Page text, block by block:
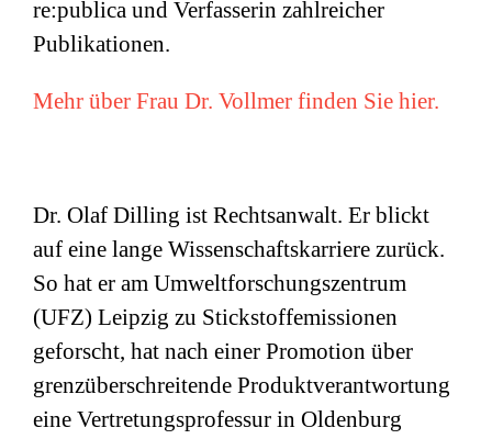
re:publica und Verfasserin zahlreicher
Publikationen.
Mehr über Frau Dr. Vollmer finden Sie hier.
Dr. Olaf Dilling ist Rechtsanwalt. Er blickt
auf eine lange Wissenschaftskarriere zurück.
So hat er am Umweltforschungszentrum
(UFZ) Leipzig zu Stickstoffemissionen
geforscht, hat nach einer Promotion über
grenzüberschreitende Produktverantwortung
eine Vertretungsprofessur in Oldenburg